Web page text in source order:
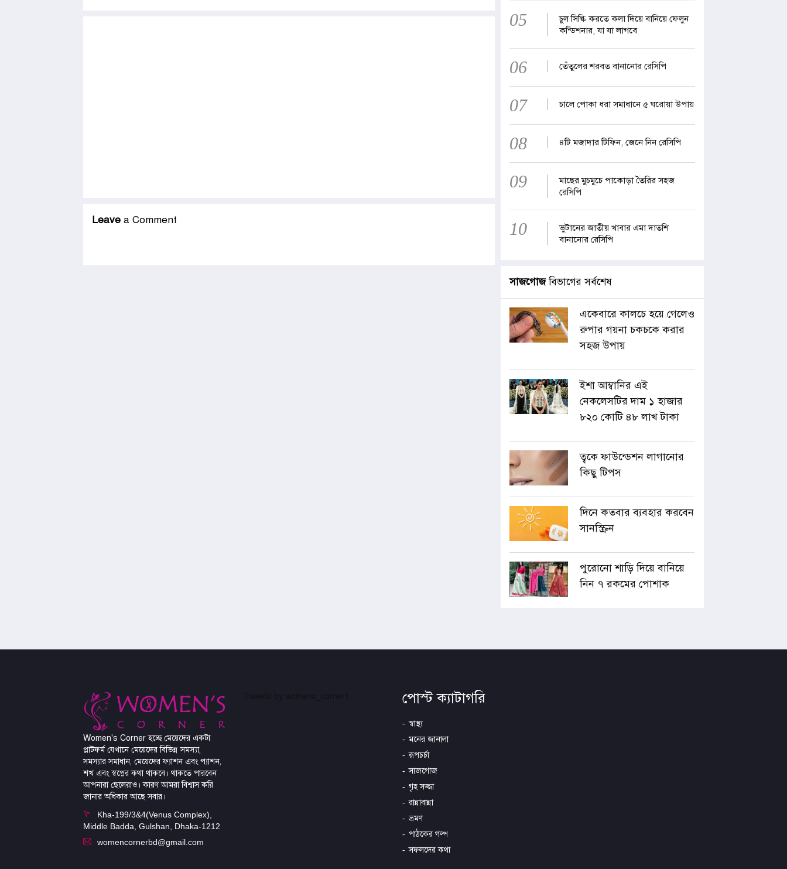
Leave a Comment
05
চুল সিল্কি করতে কলা দিয়ে বানিয়ে ফেলুন
কন্ডিশনার, যা যা লাগবে
06 তেঁতুলের শরবত বানানোর রেসিপি
07 চালে পোকা ধরা সমাধানে ৫ ঘরোয়া উপায়
08 ৪টি মজাদার টিফিন, জেনে নিন রেসিপি
09
মাছের মুচমুচে পাকোড়া তৈরির সহজ
রেসিপি
10
ভুটানের জাতীয় খাবার এমা দাতশি
বানানোর রেসিপি
সাজগোজবিভাগের সর্বশেষ
একেবারে কালচে হয়ে গেলেও
রুপার গয়না চকচকে করার
সহজ উপায়
ইশা আম্বানির এই
নেকলেসটির দাম ১ হাজার
৮২০ কোটি ৪৮ লাখ টাকা
ত্বকে ফাউন্ডেশন লাগানোর
কিছু টিপস
দিনে কতবার ব্যবহার করবেন
সানস্ক্রিন
পুরোনো শাড়ি দিয়ে বানিয়ে
নিন ৭ রকমের পোশাক
Women's Corner হচ্ছে মেয়েদের একটা
প্লাটফর্ম যেখানে মেয়েদের বিভিন্ন সমস্যা,
সমস্যার সমাধান, মেয়েদের ফ্যাশন এবং প্যাশন,
শখ এবং স্বপ্নের কথা থাকবে। থাকতে পারবেন
আপনারা ছেলেরাও। কারণ আমরা বিশ্বাস করি
জানার অধিকার আছে সবার।
Kha-199/3&4(Venus Complex),
Middle Badda, Gulshan, Dhaka-1212
womencornerbd@gmail.com
পোস্ট ক্যাটাগরি
স্বাস্থ্য
মনের জানালা
রূপচর্চা
সাজগোজ
গৃহ সজ্জা
রান্নাবান্না
ভ্রমণ
পাঠকের গল্প
সফলদের কথা